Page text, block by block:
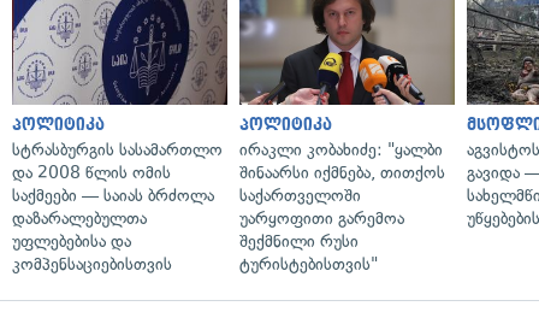
პოლიტიკა
სტრასბურგის სასამართლო
და 2008 წლის ომის
საქმეები — საიას ბრძოლა
დაზარალებულთა
უფლებებისა და
კომპენსაციებისთვის
პოლიტიკა
ირაკლი კობახიძე: "ყალბი
შინაარსი იქმნება, თითქოს
საქართველოში
უარყოფითი გარემოა
შექმნილი რუსი
ტურისტებისთვის"
გავიდა